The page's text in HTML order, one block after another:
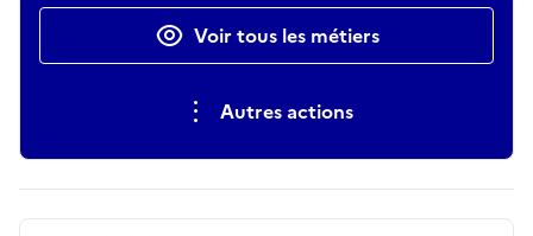
Actions rapidesVoir tous les métiers
Autres actions